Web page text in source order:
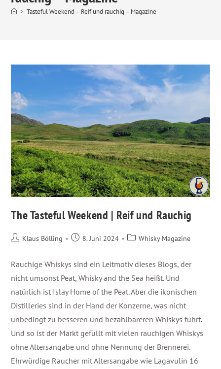
> Tasteful Weekend – Reif und rauchig – Magazine
The Tasteful Weekend | Reif und Rauchig
Klaus Bölling 8. Juni 2024 Whisky Magazine
Rauchige Whiskys sind ein Leitmotiv dieses Blogs, der
nicht umsonst Peat, Whisky and the Sea heißt. Und
natürlich ist Islay Home of the Peat. Aber die ikonischen
Distilleries sind in der Hand der Konzerne, was nicht
unbedingt zu besseren und bezahlbareren Whiskys führt.
Und so ist der Markt gefüllt mit vielen rauchigen Whiskys
ohne Altersangabe und ohne Nennung der Brennerei.
Ehrwürdige Raucher mit Altersangabe wie Lagavulin 16